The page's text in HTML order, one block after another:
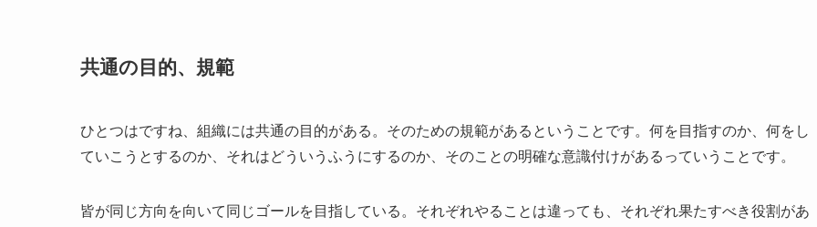
共通の目的、規範
ひとつはですね、組織には共通の目的がある。そのための規範があるということです。何を目指すのか、何をし
ていこうとするのか、それはどういうふうにするのか、そのことの明確な意識付けがあるっていうことです。
皆が同じ方向を向いて同じゴールを目指している。それぞれやることは違っても、それぞれ果たすべき役割があ